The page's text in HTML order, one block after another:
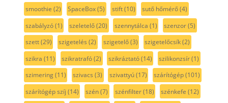
smoothie (2) SpaceBox(5) stift(10) sutő hőmérő(4)
szabályzó(1) szeletelő(20) szennytálca (1) szenzor(5)
szett(29) szigetelés (2) szigetelő(3) szigetelőcsík(2)
szikra (11) szikratrafó(2) szikráztató(14) szilikonzsír(1)
szimering(11) szivacs (3) szivattyú(17) szárítógép(101)
szárítógép szíj (14) szén(7) szénfilter(18) szénkefe (12)